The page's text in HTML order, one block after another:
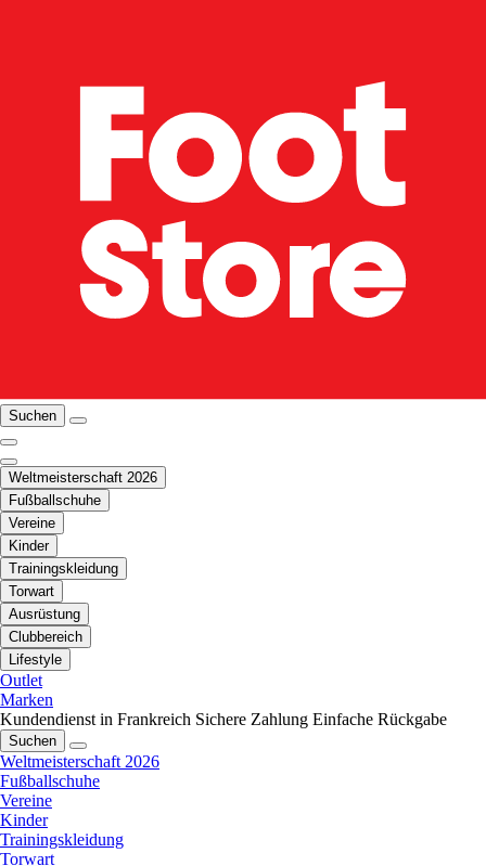
Suchen
Weltmeisterschaft 2026
Fußballschuhe
Vereine
Kinder
Trainingskleidung
Torwart
Ausrüstung
Clubbereich
Lifestyle
Outlet
Marken
Kundendienst in Frankreich Sichere Zahlung Einfache Rückgabe
Suchen
Weltmeisterschaft 2026
Fußballschuhe
Vereine
Kinder
Trainingskleidung
Torwart